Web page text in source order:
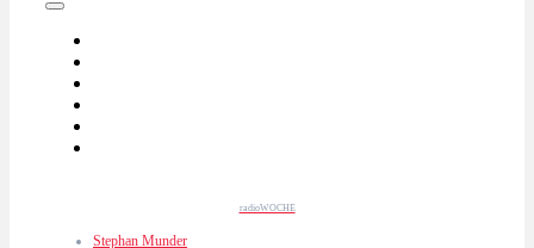
radioWOCHE
Stephan Munder